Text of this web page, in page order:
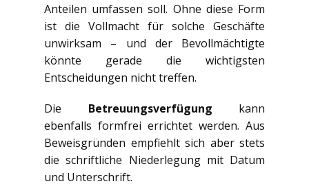
Anteilen umfassen soll. Ohne diese Form
ist die Vollmacht für solche Geschäfte
unwirksam – und der Bevollmächtigte
könnte gerade die wichtigsten
Entscheidungen nicht treffen.
Die Betreuungsverfügung kann
ebenfalls formfrei errichtet werden. Aus
Beweisgründen empfiehlt sich aber stets
die schriftliche Niederlegung mit Datum
und Unterschrift.